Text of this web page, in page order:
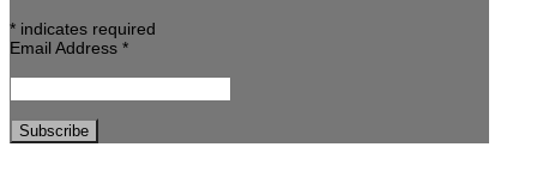
* indicates required
Email Address *